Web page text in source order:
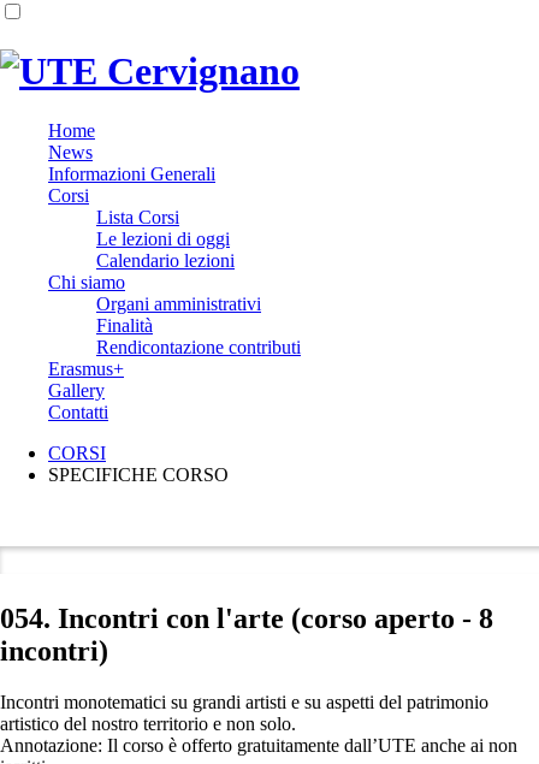
Home
News
Informazioni Generali
Corsi
Lista Corsi
Le lezioni di oggi
Calendario lezioni
Chi siamo
Organi amministrativi
Finalità
Rendicontazione contributi
Erasmus+
Gallery
Contatti
CORSI
SPECIFICHE CORSO
054. Incontri con l'arte (corso aperto - 8
incontri)
Incontri monotematici su grandi artisti e su aspetti del patrimonio
artistico del nostro territorio e non solo.
Annotazione: Il corso è offerto gratuitamente dall’UTE anche ai non